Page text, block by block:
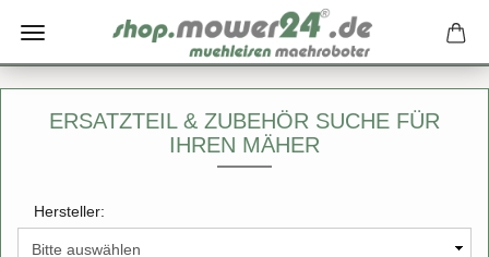
ERSATZTEIL & ZUBEHÖR SUCHE FÜR
IHREN MÄHER
Hersteller: